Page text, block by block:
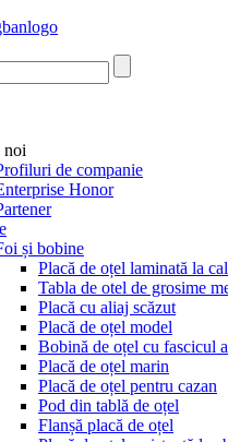
noi
de companie
Honor
și bobine
Placă de oțel laminată la
Tabla de otel de grosime
Placă cu aliaj scăzut
Placă de oțel model
Bobină de oțel cu fascicul
Placă de oțel marin
Placă de oțel pentru cazan
Pod din tablă de oțel
Flanșă placă de oțel